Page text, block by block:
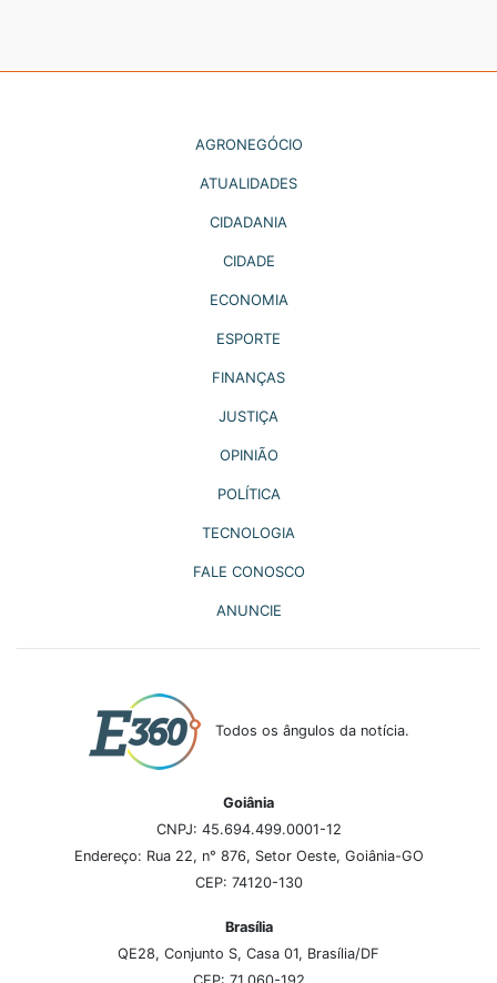
AGRONEGÓCIO
ATUALIDADES
CIDADANIA
CIDADE
ECONOMIA
ESPORTE
FINANÇAS
JUSTIÇA
OPINIÃO
POLÍTICA
TECNOLOGIA
FALE CONOSCO
ANUNCIE
Todos os ângulos da notícia.
Goiânia
CNPJ: 45.694.499.0001-12
Endereço: Rua 22, n° 876, Setor Oeste, Goiânia-GO
CEP: 74120-130
Brasília
QE28, Conjunto S, Casa 01, Brasília/DF
CEP: 71.060-192